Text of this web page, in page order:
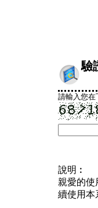
驗
請輸入您在
說明︰
親愛的使
續使用本